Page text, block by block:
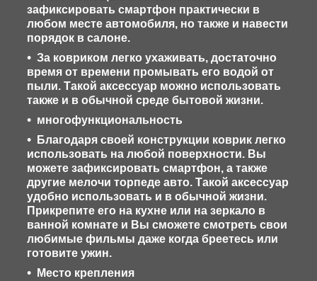
зафиксировать смартфон практически в
любом месте автомобиля, но также и навести
порядок в салоне.
За ковриком легко ухаживать, достаточно
время от времени промывать его водой от
пыли. Такой аксессуар можно использовать
также и в обычной среде бытовой жизни.
многофункциональность
Благодаря своей конструкции коврик легко
использовать на любой поверхности. Вы
можете зафиксировать смартфон, а также
другие мелочи торпеде авто. Такой аксессуар
удобно использовать и в обычной жизни.
Прикрепите его на кухне или на зеркало в
ванной комнате и Вы сможете смотреть свои
любимые фильмы даже когда бреетесь или
готовите ужин.
Место крепления